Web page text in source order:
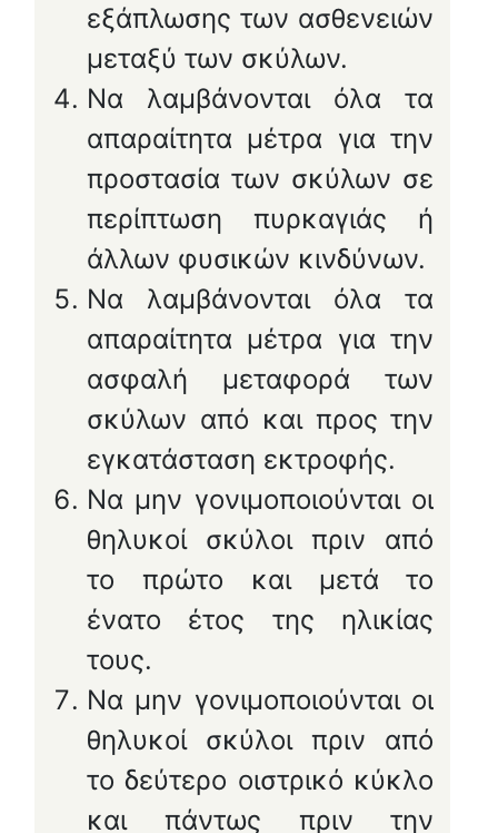
εξάπλωσης των ασθενειών
μεταξύ των σκύλων.
Να λαμβάνονται όλα τα
απαραίτητα μέτρα για την
προστασία των σκύλων σε
περίπτωση πυρκαγιάς ή
άλλων φυσικών κινδύνων.
Να λαμβάνονται όλα τα
απαραίτητα μέτρα για την
ασφαλή μεταφορά των
σκύλων από και προς την
εγκατάσταση εκτροφής.
Να μην γονιμοποιούνται οι
θηλυκοί σκύλοι πριν από
το πρώτο και μετά το
ένατο έτος της ηλικίας
τους.
Να μην γονιμοποιούνται οι
θηλυκοί σκύλοι πριν από
το δεύτερο οιστρικό κύκλο
και πάντως πριν την